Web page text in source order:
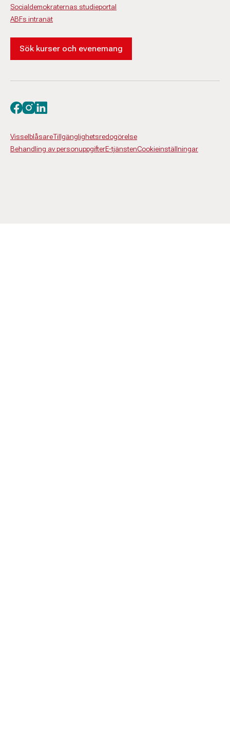
Socialdemokraternas studieportal
ABFs intranät
Sök kurser och evenemang
VisselblåsareTillgänglighetsredogörelse
Behandling av personuppgifterE-tjänstenCookieinställningar
Besök oss på facebook
Besök oss på instagram
Besök oss på linkedin